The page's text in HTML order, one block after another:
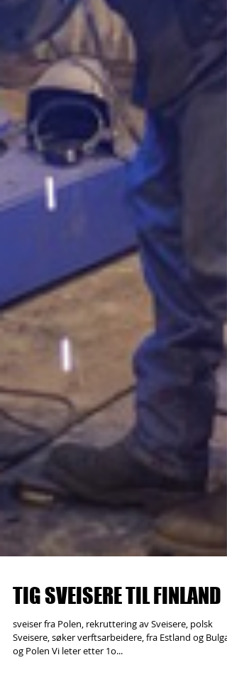
TIG SVEISERE TIL FINLAND
sveiser fra Polen, rekruttering av Sveisere, polsk